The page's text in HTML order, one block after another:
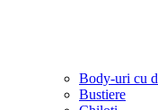
Body-uri cu
Bustiere